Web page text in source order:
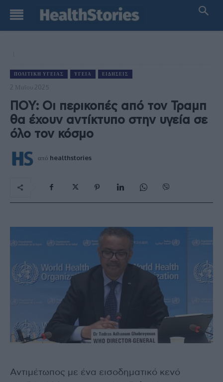
ΠΟΛΙΤΙΚΉ ΥΓΕΊΑΣ ΥΓΕΊΑ ΕΙΔΉΣΕΙΣ
2 Μαΐου 2025
ΠΟΥ: Οι περικοπές από τον Τραμπ
θα έχουν αντίκτυπο στην υγεία σε
όλο τον κόσμο
από healthstories
Αντιμέτωπος με ένα εισοδηματικό κενό